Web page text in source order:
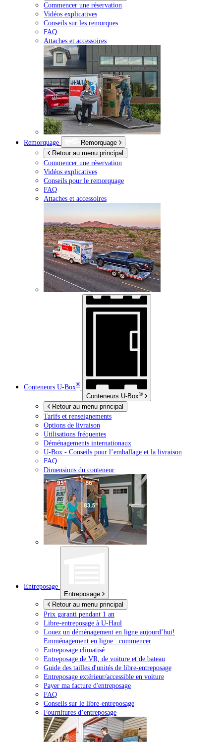
Commencer une réservation
Vidéos explicatives
Conseils sur les remorques
FAQ
Attaches et accessoires
Remorquage
Remorquage
Retour au menu principal
Commencer une réservation
Vidéos explicatives
Conseils pour le remorquage
FAQ
Attaches et accessoires
Conteneurs U-Box®
Conteneurs U-Box®
Retour au menu principal
Tarifs et renseignements
Options de livraison
Utilisations fréquentes
Déménagements internationaux
U-Box - Conseils pour l’emballage et la livraison
FAQ
Dimensions du conteneur
Entreposage
Entreposage
Retour au menu principal
Prix garanti pendant 1 an
Libre-entreposage à U-Haul
Louez un déménagement en ligne aujourd’hui!
Emménagement en ligne : commencer
Entreposage climatisé
Entreposage de VR, de voiture et de bateau
Guide des tailles d'unités de libre-entreposage
Entreposage extérieur/accessible en voiture
Payer ma facture d'entreposage
FAQ
Conseils sur le libre-entreposage
Fournitures d’entreposage